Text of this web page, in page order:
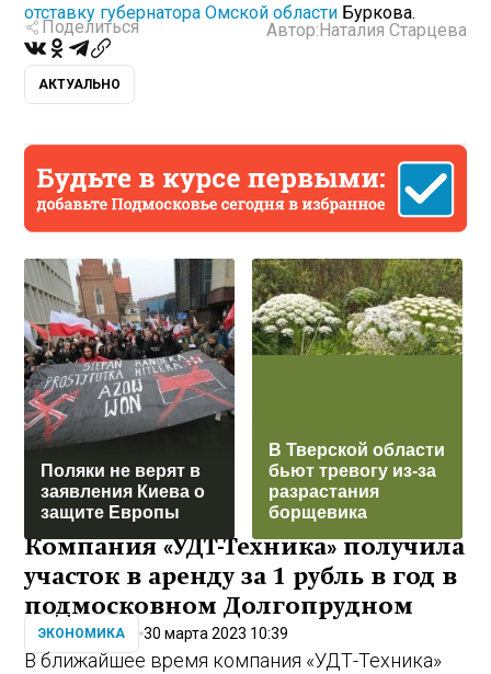
отставку губернатора Омской области Буркова.
Поделиться Автор: Наталия Старцева
АКТУАЛЬНО
Поляки не верят в
заявления Киева о
защите Европы
В Тверской области
бьют тревогу из-за
разрастания
борщевика
Компания «УДТ-Техника» получила
участок в аренду за 1 рубль в год в
подмосковном Долгопрудном
ЭКОНОМИКА 30 марта 2023 10:39
В ближайшее время компания «УДТ-Техника»